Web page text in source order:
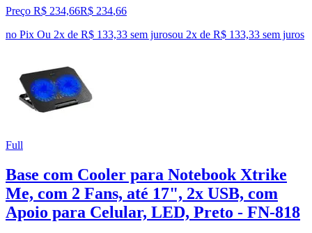
Preço R$ 234,66R$ 234,66
no Pix Ou 2x de R$ 133,33 sem jurosou 2x de R$ 133,33 sem juros
Full
Base com Cooler para Notebook Xtrike
Me, com 2 Fans, até 17", 2x USB, com
Apoio para Celular, LED, Preto - FN-818